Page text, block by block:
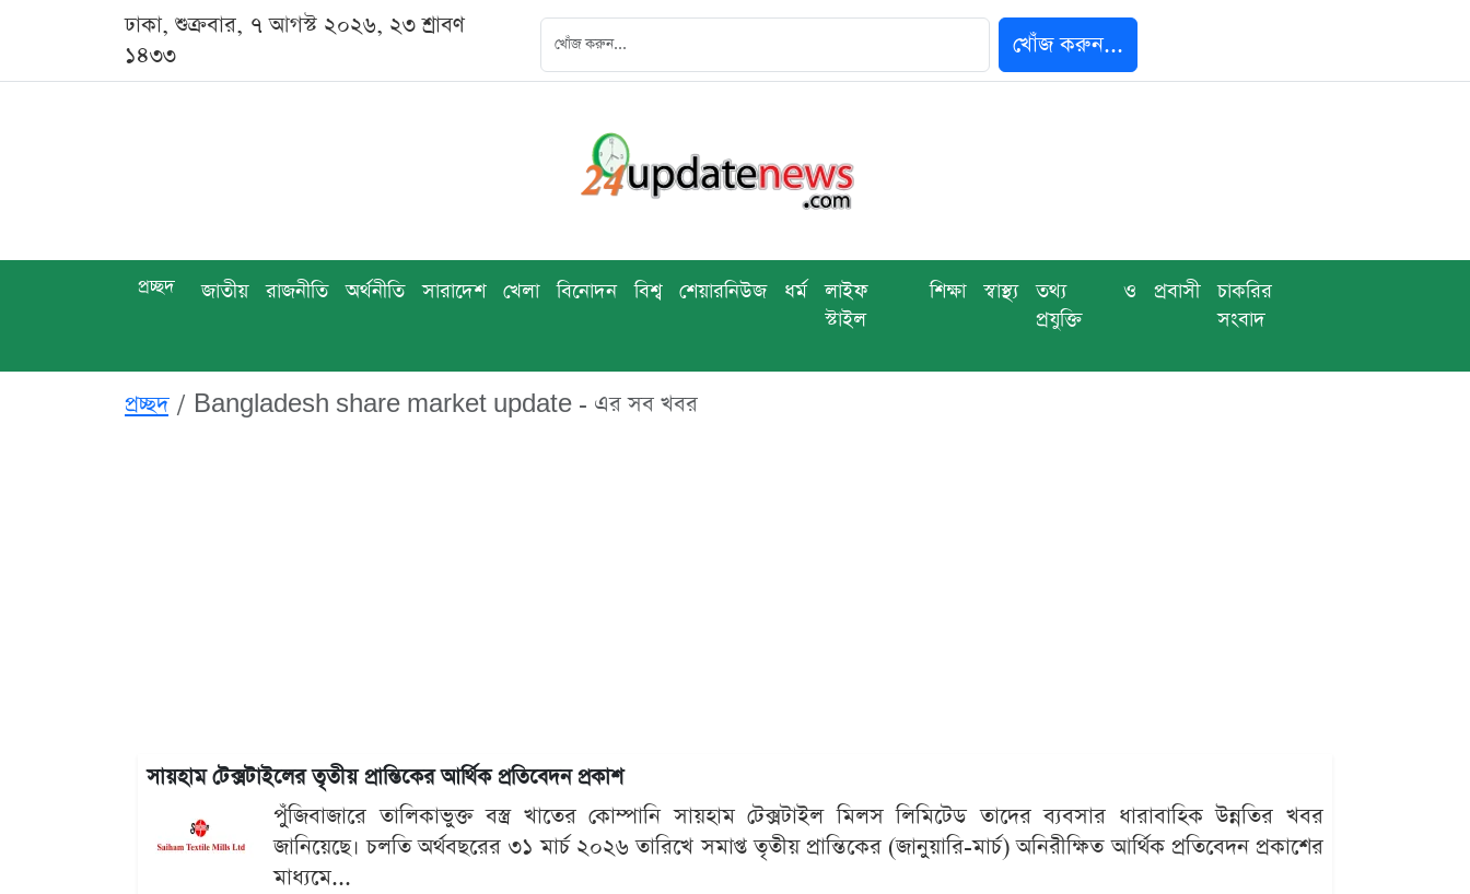
ঢাকা, শুক্রবার, ৭ আগস্ট ২০২৬, ২৩ শ্রাবণ
১৪৩৩
খোঁজ করুন...
প্রচ্ছদ জাতীয় রাজনীতি অর্থনীতি সারাদেশ খেলা বিনোদন বিশ্ব শেয়ারনিউজ ধর্ম
লাইফ
স্টাইল
শিক্ষা স্বাস্থ্য
তথ্য ও
প্রযুক্তি
প্রবাসী
চাকরির
সংবাদ
প্রচ্ছদ Bangladesh share market update - এর সব খবর
সায়হাম টেক্সটাইলের তৃতীয় প্রান্তিকের আর্থিক প্রতিবেদন প্রকাশ
পুঁজিবাজারে তালিকাভুক্ত বস্ত্র খাতের কোম্পানি সায়হাম টেক্সটাইল মিলস লিমিটেড তাদের ব্যবসার ধারাবাহিক উন্নতির খবর
জানিয়েছে। চলতি অর্থবছরের ৩১ মার্চ ২০২৬ তারিখে সমাপ্ত তৃতীয় প্রান্তিকের (জানুয়ারি-মার্চ) অনিরীক্ষিত আর্থিক প্রতিবেদন প্রকাশের
মাধ্যমে...